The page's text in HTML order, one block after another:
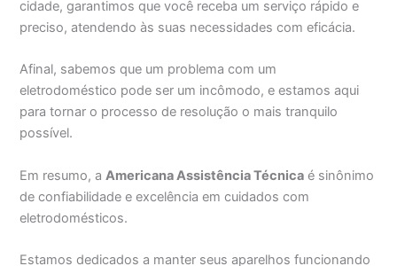
cidade, garantimos que você receba um serviço rápido e
preciso, atendendo às suas necessidades com eficácia.
Afinal, sabemos que um problema com um
eletrodoméstico pode ser um incômodo, e estamos aqui
para tornar o processo de resolução o mais tranquilo
possível.
Em resumo, aAmericana Assistência Técnica é sinônimo
de confiabilidade e excelência em cuidados com
eletrodomésticos.
Estamos dedicados a manter seus aparelhos funcionando